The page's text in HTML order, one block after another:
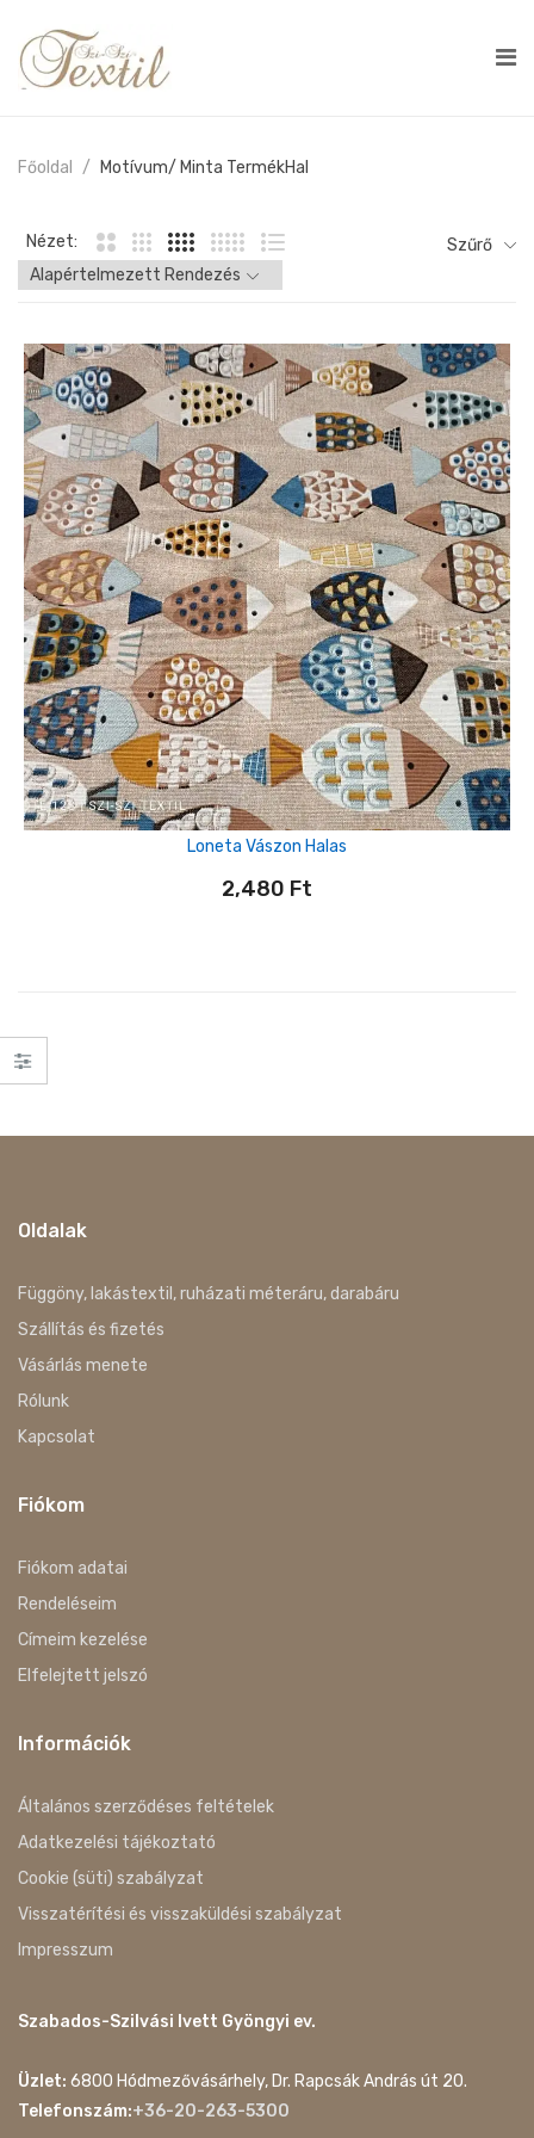
Főoldal Motívum/ Minta TermékHal
Nézet: Szűrő
Loneta Vászon Halas
2,480 Ft
Oldalak
Függöny, lakástextil, ruházati méteráru, darabáru
Szállítás és fizetés
Vásárlás menete
Rólunk
Kapcsolat
Fiókom
Fiókom adatai
Rendeléseim
Címeim kezelése
Elfelejtett jelszó
Információk
Általános szerződéses feltételek
Adatkezelési tájékoztató
Cookie (süti) szabályzat
Visszatérítési és visszaküldési szabályzat
Impresszum
Szabados-Szilvási Ivett Gyöngyi ev.
Üzlet: 6800 Hódmezővásárhely, Dr. Rapcsák András út 20.
Telefonszám:+36-20-263-5300